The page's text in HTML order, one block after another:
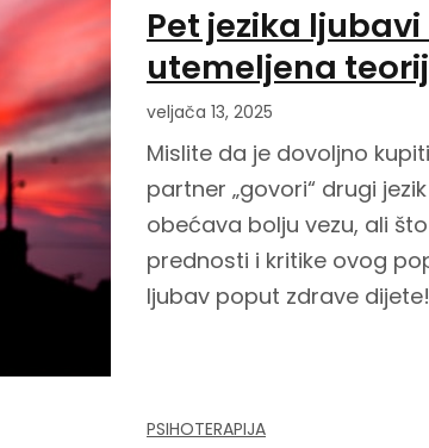
Pet jezika
utemeljena
veljača 13, 2025
Mislite da je dovoljno
partner „govori“ drugi
obećava bolju vezu, ali
prednosti i kritike ovog
ljubav poput zdrave dijete!
PSIHOTERAPIJA